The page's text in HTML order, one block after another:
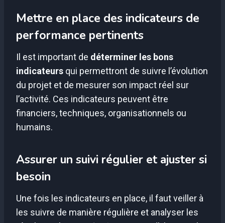
Mettre en place des indicateurs de
performance pertinents
Il est important de déterminer les bons
indicateurs qui permettront de suivre l’évolution
du projet et de mesurer son impact réel sur
l’activité. Ces indicateurs peuvent être
financiers, techniques, organisationnels ou
humains.
Assurer un suivi régulier et ajuster si
besoin
Une fois les indicateurs en place, il faut veiller à
les suivre de manière régulière et analyser les